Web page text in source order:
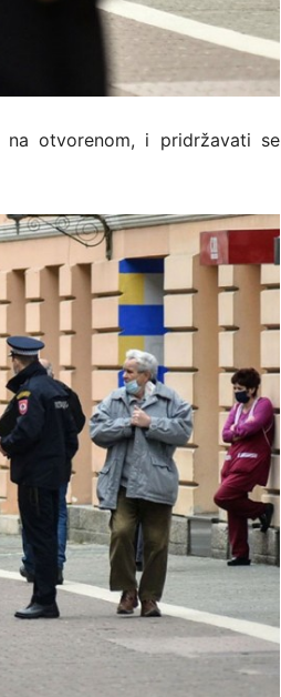
otvorenom, i pridržavati se